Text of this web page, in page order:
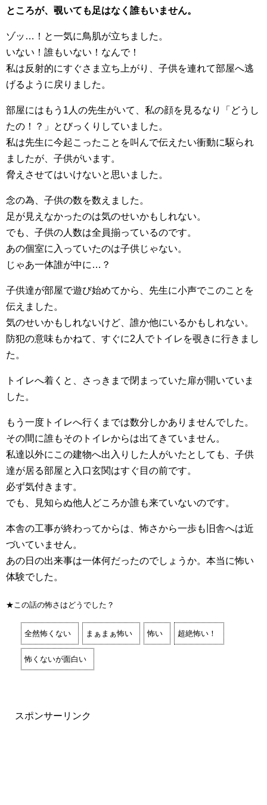
ところが、覗いても足はなく誰もいません。
ゾッ…！と一気に鳥肌が立ちました。
いない！誰もいない！なんで！
私は反射的にすぐさま立ち上がり、子供を連れて部屋へ逃
げるように戻りました。
部屋にはもう1人の先生がいて、私の顔を見るなり「どうし
たの！？」とびっくりしていました。
私は先生に今起こったことを叫んで伝えたい衝動に駆られ
ましたが、子供がいます。
脅えさせてはいけないと思いました。
念の為、子供の数を数えました。
足が見えなかったのは気のせいかもしれない。
でも、子供の人数は全員揃っているのです。
あの個室に入っていたのは子供じゃない。
じゃあ一体誰が中に…？
子供達が部屋で遊び始めてから、先生に小声でこのことを
伝えました。
気のせいかもしれないけど、誰か他にいるかもしれない。
防犯の意味もかねて、すぐに2人でトイレを覗きに行きまし
た。
トイレへ着くと、さっきまで閉まっていた扉が開いていま
した。
もう一度トイレへ行くまでは数分しかありませんでした。
その間に誰もそのトイレからは出てきていません。
私達以外にこの建物へ出入りした人がいたとしても、子供
達が居る部屋と入口玄関はすぐ目の前です。
必ず気付きます。
でも、見知らぬ他人どころか誰も来ていないのです。
本舎の工事が終わってからは、怖さから一歩も旧舎へは近
づいていません。
あの日の出来事は一体何だったのでしょうか。本当に怖い
体験でした。
★この話の怖さはどうでした？
全然怖くない まぁまぁ怖い 怖い 超絶怖い！
怖くないが面白い
スポンサーリンク